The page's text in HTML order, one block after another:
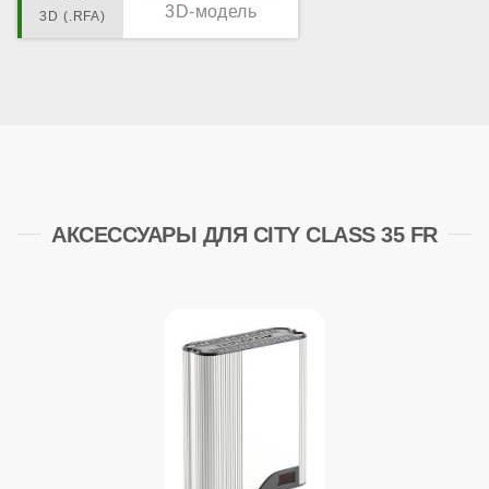
3D-модель
АКСЕССУАРЫ ДЛЯ CITY CLASS 35 FR